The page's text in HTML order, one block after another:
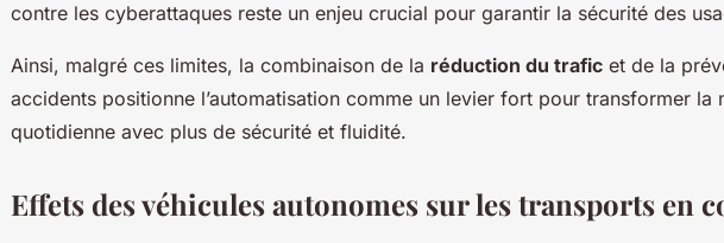
contre les cyberattaques reste un enjeu crucial pour garantir la sécurité des
Ainsi, malgré ces limites, la combinaison de la réduction du trafic et de la
accidents positionne l’automatisation comme un levier fort pour transformer la
quotidienne avec plus de sécurité et fluidité.
Effets des véhicules autonomes sur les transports en